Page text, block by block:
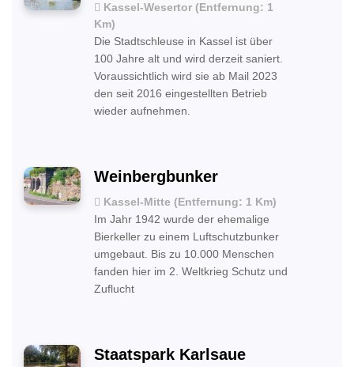
Kassel-Wesertor (Entfernung: 1
Km)
Die Stadtschleuse in Kassel ist über
100 Jahre alt und wird derzeit saniert.
Voraussichtlich wird sie ab Mail 2023
den seit 2016 eingestellten Betrieb
wieder aufnehmen.
Weinbergbunker
Kassel-Mitte (Entfernung: 1 Km)
Im Jahr 1942 wurde der ehemalige
Bierkeller zu einem Luftschutzbunker
umgebaut. Bis zu 10.000 Menschen
fanden hier im 2. Weltkrieg Schutz und
Zuflucht
Staatspark Karlsaue